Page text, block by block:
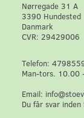
Nørregade 31 A
3390 Hundested
Danmark
CVR: 29429006
Telefon:
Man-tors. 10.00
Email:
Du får svar